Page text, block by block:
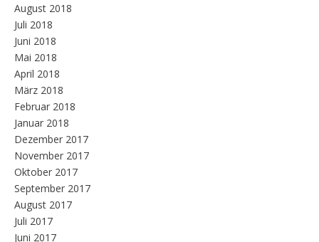
August 2018
Juli 2018
Juni 2018
Mai 2018
April 2018
März 2018
Februar 2018
Januar 2018
Dezember 2017
November 2017
Oktober 2017
September 2017
August 2017
Juli 2017
Juni 2017